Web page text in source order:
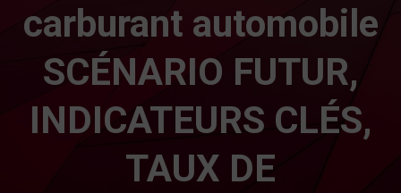
carburant automobile
SCÉNARIO FUTUR,
INDICATEURS CLÉS,
TAUX DE